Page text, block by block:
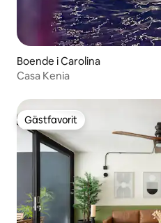
Boende i Carolina
Casa Kenia
Gästfavorit
Gästfavorit